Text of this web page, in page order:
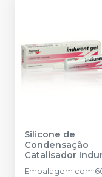
Silicone de
Condensação
Catalisador
Gel
ZHERMACK
Embalagem com